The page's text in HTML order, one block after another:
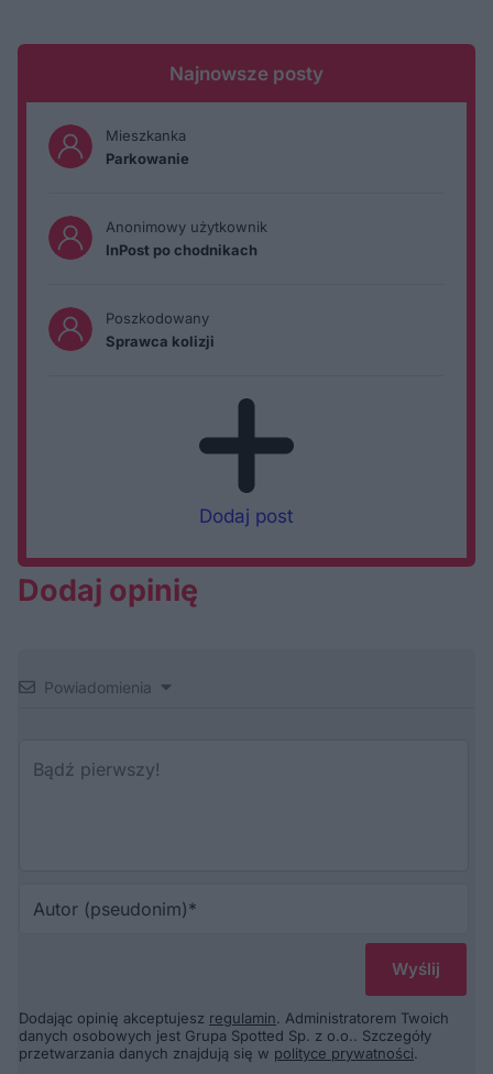
Najnowsze posty
Mieszkanka
Parkowanie
Anonimowy użytkownik
InPost po chodnikach
Poszkodowany
Sprawca kolizji
Dodaj post
Dodaj opinię
Powiadomienia
Dodając opinię akceptujesz regulamin. Administratorem Twoich
danych osobowych jest Grupa Spotted Sp. z o.o.. Szczegóły
przetwarzania danych znajdują się w polityce prywatności.